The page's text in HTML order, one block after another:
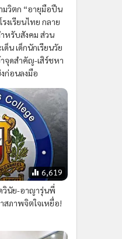
มวิตก “อายุมือปืน
รงเรียนไทย กลาย
หรับสังคม ส่วน
ด็น เด็กนักเรียนวัย
จุดสำคัญ-เสิร์ชหา
ก่อนลงมือ
6,619
วินัย-อาญารุ่นพี่
สภาพจิตใจเหยื่อ!